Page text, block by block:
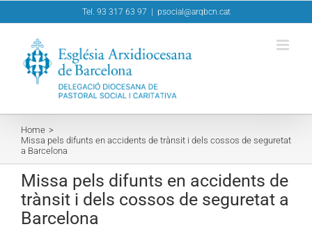
to
Tel. 93 317 63 97 psocial@arqbcn.cat
Home
Missa pels difunts en accidents de trànsit i dels cossos de seguretat
a Barcelona
Missa pels difunts en accidents de
trànsit i dels cossos de seguretat a
Barcelona